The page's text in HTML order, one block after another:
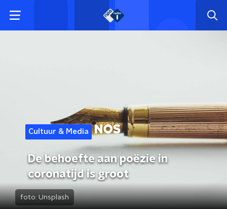
Cultuur & Media
De behoefte aan poëzie in
coronatijd is groot
foto: Unsplash